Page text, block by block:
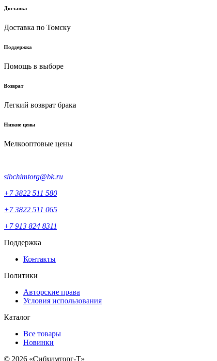
Доставка
Доставка по Томску
Поддержка
Помощь в выборе
Возврат
Легкий возврат брака
Низкие цены
Мелкооптовые цены
sibchimtorg@bk.ru
+7 3822 511 580
+7 3822 511 065
+7 913 824 8311
Поддержка
Контакты
Политики
Авторские права
Условия использования
Каталог
Все товары
Новинки
© 2026 «Сибхимторг-Т»